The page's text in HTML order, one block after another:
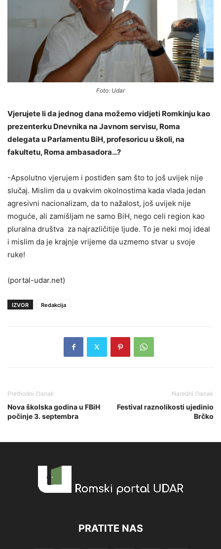
Foto: Udar
Vjerujete li da jednog dana možemo vidjeti Romkinju kao
prezenterku Dnevnika na Javnom servisu, Roma
delegata u Parlamentu BiH, profesoricu u školi, na
fakultetu, Roma ambasadora…?
-Apsolutno vjerujem i postiđen sam što to još uvijek nije
slučaj. Mislim da u ovakvim okolnostima kada vlada jedan
agresivni nacionalizam, da to nažalost, još uvijek nije
moguće, ali zamišljam ne samo BiH, nego celi region kao
pluralna društva za najrazličitije ljude. To je neki moj ideal
i mislim da je krajnje vrijeme da uzmemo stvar u svoje
ruke!
(portal-udar.net)
IZVOR Redakcija
Prethodni članak
Nova školska godina u FBiH
počinje 3. septembra
Naredni članak
Festival raznolikosti ujedinio
Brčko
PRATITE NAS